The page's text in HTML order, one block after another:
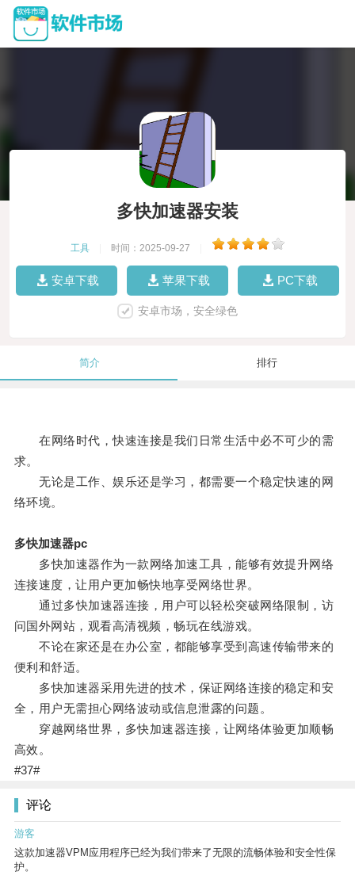
多快加速器安装
工具 时间：2025-09-27
安卓下载 苹果下载 PC下载
安卓市场，安全绿色
简介 排行
在网络时代，快速连接是我们日常生活中必不可少的需
求。
无论是工作、娱乐还是学习，都需要一个稳定快速的网
络环境。
多快加速器pc
多快加速器作为一款网络加速工具，能够有效提升网络
连接速度，让用户更加畅快地享受网络世界。
通过多快加速器连接，用户可以轻松突破网络限制，访
问国外网站，观看高清视频，畅玩在线游戏。
不论在家还是在办公室，都能够享受到高速传输带来的
便利和舒适。
多快加速器采用先进的技术，保证网络连接的稳定和安
全，用户无需担心网络波动或信息泄露的问题。
穿越网络世界，多快加速器连接，让网络体验更加顺畅
高效。
#37#
评论
游客
这款加速器VPM应用程序已经为我们带来了无限的流畅体验和安全性保
护。